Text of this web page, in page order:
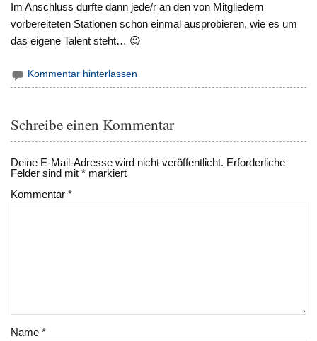
Im Anschluss durfte dann jede/r an den von Mitgliedern
vorbereiteten Stationen schon einmal ausprobieren, wie es um
das eigene Talent steht… 😉
Kommentar hinterlassen
Schreibe einen Kommentar
Deine E-Mail-Adresse wird nicht veröffentlicht. Erforderliche
Felder sind mit* markiert
Kommentar*
Name*